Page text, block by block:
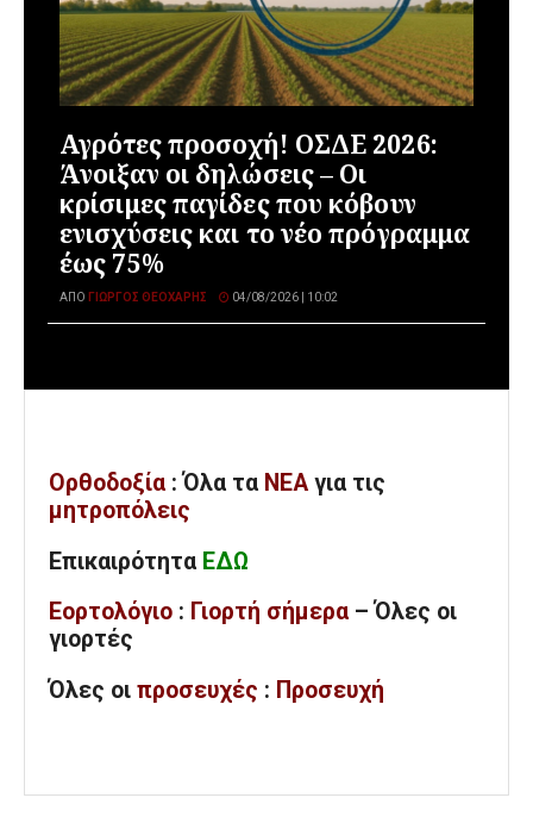
Αγρότες προσοχή! ΟΣΔΕ 2026:
Άνοιξαν οι δηλώσεις – Οι
κρίσιμες παγίδες που κόβουν
ενισχύσεις και το νέο πρόγραμμα
έως 75%
ΑΠΌ ΓΙΏΡΓΟΣ ΘΕΟΧΆΡΗΣ 04/08/2026 | 10:02
Ορθοδοξία : Όλα τα ΝΕΑ για τις
μητροπόλεις
Επικαιρότητα ΕΔΩ
Εορτολόγιο : Γιορτή σήμερα – Όλες οι
γιορτές
Όλες οι προσευχές : Προσευχή